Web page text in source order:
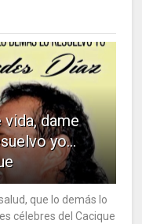
vida, dame
yo…
que lo demás lo
célebres del Cacique